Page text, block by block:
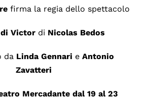
firma la regia dello spettacolo
Victor di Nicolas Bedos
da Linda Gennari e Antonio
Zavatteri
Mercadante dal 19 al 23